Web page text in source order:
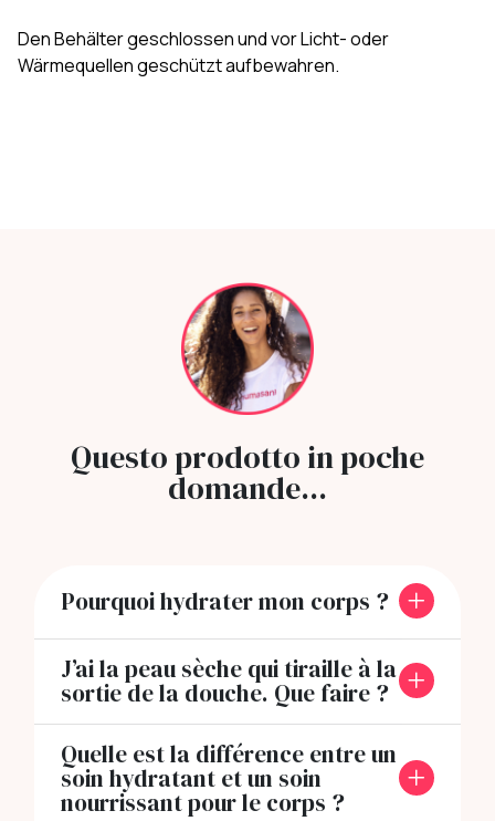
Den Behälter geschlossen und vor Licht- oder
Wärmequellen geschützt aufbewahren.
Questo prodotto in poche
domande...
Pourquoi hydrater mon corps ?
J’ai la peau sèche qui tiraille à la
sortie de la douche. Que faire ?
Quelle est la différence entre un
soin hydratant et un soin
nourrissant pour le corps ?